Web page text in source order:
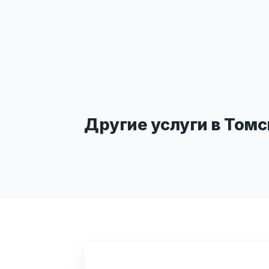
Другие услуги в